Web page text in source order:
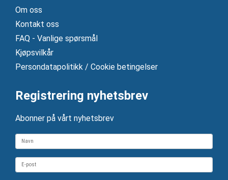
Om oss
Kontakt oss
FAQ - Vanlige spørsmål
Kjøpsvilkår
Persondatapolitikk / Cookie betingelser
Registrering nyhetsbrev
Abonner på vårt nyhetsbrev